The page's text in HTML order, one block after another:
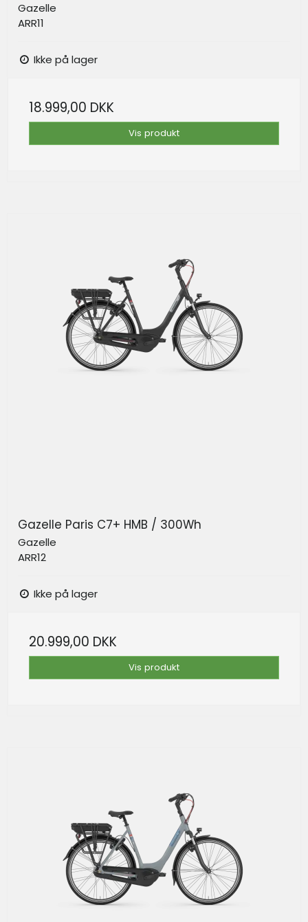
Gazelle
ARR11
Ikke på lager
18.999,00 DKK
Vis produkt
Gazelle Paris C7+ HMB / 300Wh
Gazelle
ARR12
Ikke på lager
20.999,00 DKK
Vis produkt